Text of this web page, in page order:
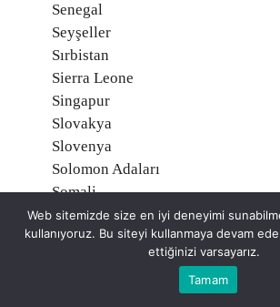
Senegal
Seyşeller
Sırbistan
Sierra Leone
Singapur
Slovakya
Slovenya
Solomon Adaları
Somali
Sri Lanka
Sudan
Web sitemizde size en iyi deneyimi
kullanıyoruz. Bu siteyi kullanmaya devam
ettiğinizi varsayarız.
Tamam